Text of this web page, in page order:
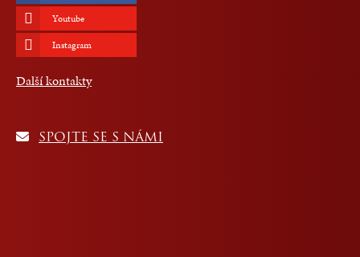
Youtube
Instagram
Další kontakty
SPOJTE SE S NÁMI